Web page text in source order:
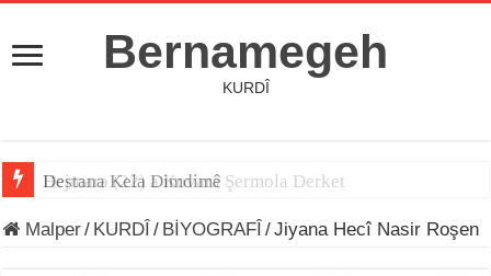
Bernamegeh
KURDÎ
Hejmara (22) a Kovara Şermola Derket
Destana Kela Dimdimê
Malper/ KURDÎ / BİYOGRAFÎ /Jiyana Hecî Nasir Roşen